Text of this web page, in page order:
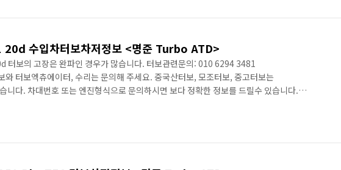
니다. 직접분사방식과 효율적인 터보차저 엔진사진 터보차저 부착위치 ..
20d 수입차터보차저정보 <명준 Turbo ATD>
터보의 고장은 완파인 경우가 많습니다. 터보관련문의: 010 6294 3481
와 터보엑츄에이터, 수리는 문의해 주세요. 중국산터보, 모조터보, 중고터보는
니다. 차대번호 또는 엔진형식으로 문의하시면 보다 정확한 정보를 드릴수 있습니다.
여성분들이 선호하는 차량입니다. 4종류의 차종이 수입이 되었습니다. 똑같은 엔진
177/184 마력 4기통 터보: 피에조인젝트(1800 bar)를 채용하여 마력을 올림X1